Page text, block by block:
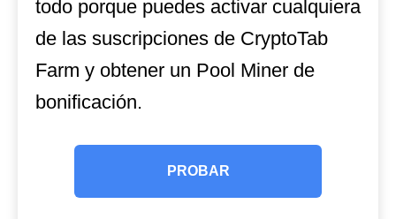
todo porque puedes activar cualquiera
de las suscripciones de CryptoTab
Farm y obtener un Pool Miner de
bonificación.
PROBAR